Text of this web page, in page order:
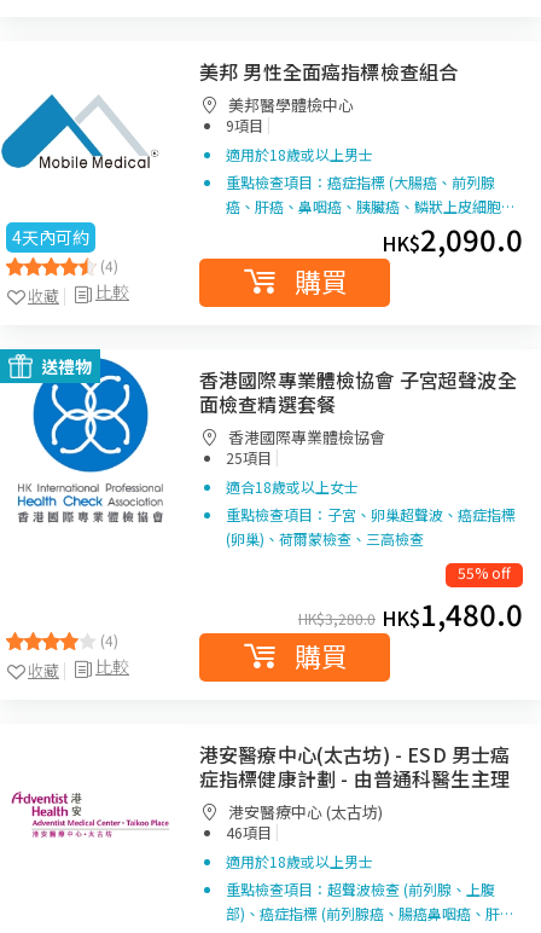
4天內可約
(4)
比較
收藏
美邦 男性全面癌指標檢查組合
美邦醫學體檢中心
9項目 |
適用於18歲或以上男士
重點檢查項目：癌症指標 (大腸癌、前列腺
癌、肝癌、鼻咽癌、胰臟癌、鱗狀上皮細胞…
HK$2,090.0
購買
送禮物
(4)
比較
收藏
香港國際專業體檢協會 子宮超聲波全
面檢查精選套餐
香港國際專業體檢協會
25項目 |
適合18歲或以上女士
重點檢查項目：子宮、卵巢超聲波、癌症指標
(卵巢)、荷爾蒙檢查、三高檢查
55% off
HK$3,280.0 HK$1,480.0
購買
港安醫療中心(太古坊) - ESD 男士癌
症指標健康計劃 - 由普通科醫生主理
港安醫療中心 (太古坊)
46項目 |
適用於18歲或以上男士
重點檢查項目：超聲波檢查 (前列腺、上腹
部)、癌症指標 (前列腺癌、腸癌鼻咽癌、肝…